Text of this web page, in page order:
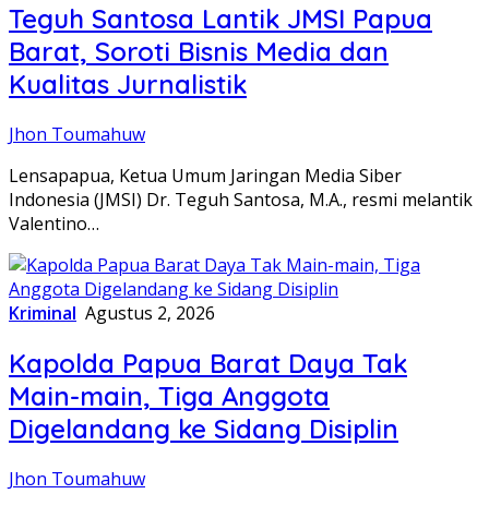
Teguh Santosa Lantik JMSI Papua
Barat, Soroti Bisnis Media dan
Kualitas Jurnalistik
Jhon Toumahuw
Lensapapua, Ketua Umum Jaringan Media Siber
Indonesia (JMSI) Dr. Teguh Santosa, M.A., resmi melantik
Valentino…
Kriminal Agustus 2, 2026
Kapolda Papua Barat Daya Tak
Main-main, Tiga Anggota
Digelandang ke Sidang Disiplin
Jhon Toumahuw